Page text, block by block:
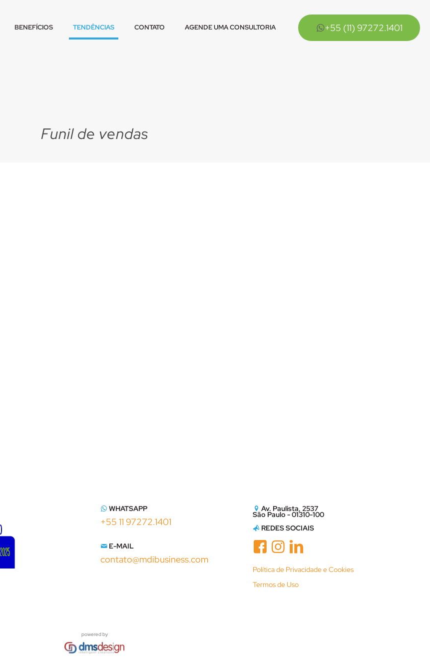
BENEFÍCIOS TENDÊNCIAS CONTATO AGENDE UMA CONSULTORIA +55 (11) 97272.1401
Funil de vendas
WHATSAPP
+55 11 97272.1401
E-MAIL
contato@mdibusiness.com
Av. Paulista, 2537
São Paulo - 01310-100
REDES SOCIAIS
Política de Privacidade e Cookies
Termos de Uso
powered by